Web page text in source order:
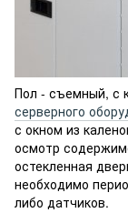
Пол - съемный, с
серверного
с окном из
осмотр
остекленная
необходимо
либо датчиков.